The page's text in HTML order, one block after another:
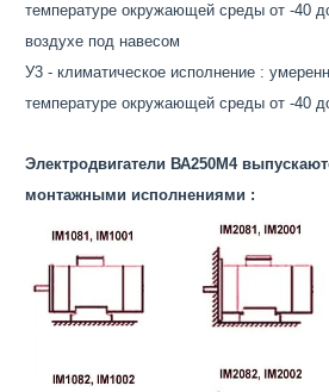
температуре окружающей среды от -40
воздухе под навесом
У3 - климатическое исполнение :
температуре окружающей среды от -40
Электродвигатели ВА250M4
монтажными исполнениями :